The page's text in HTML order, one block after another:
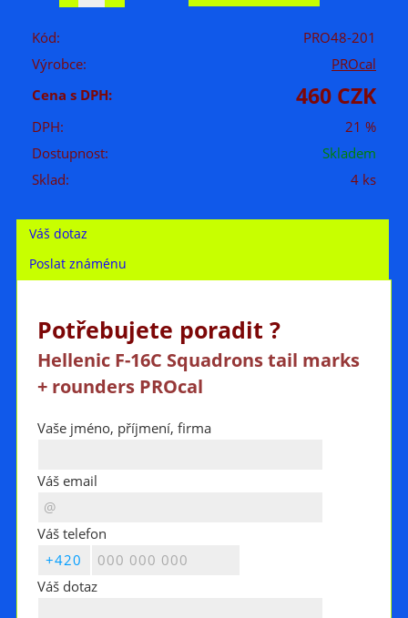
Kód:
PRO48-201
Výrobce:
PROcal
Cena s DPH:
460 CZK
DPH:
21 %
Dostupnost:
Skladem
Sklad:
4 ks
Váš dotaz
Poslat známénu
Potřebujete poradit ?
Hellenic F-16C Squadrons tail marks
+ rounders PROcal
Vaše jméno, příjmení, firma
Váš email
Váš telefon
Váš dotaz